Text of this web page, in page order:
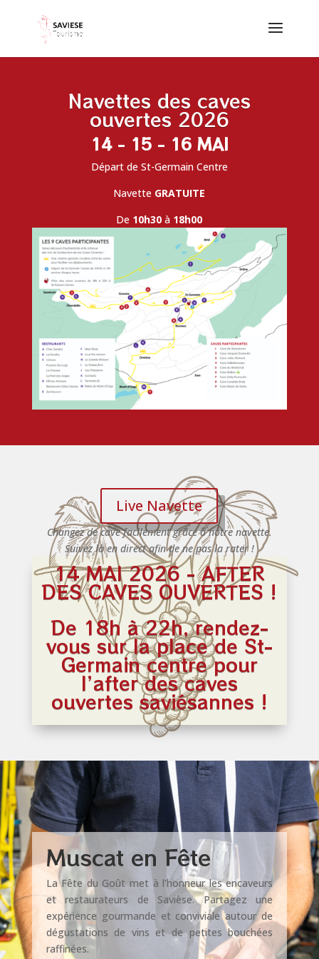
Navettes des caves
ouvertes 2026
14 - 15 - 16 MAI
Départ de St-Germain Centre
Navette GRATUITE
De 10h30 à 18h00
Live Navette
Changez de cave facilement grâce à notre navette.
Suivez là en direct afin de ne pas la rater !
14 MAI 2026 - AFTER
DES CAVES OUVERTES !
De 18h à 22h, rendez-
vous sur la place de St-
Germaincentre pour
l’after des caves
ouvertes saviésannes !
Muscat en Fête
La Fête du Goût met à l’honneur les encaveurs
et restaurateurs de Savièse. Partagez une
expérience gourmande et conviviale autour de
dégustations de vins et de petites bouchées
raffinées.